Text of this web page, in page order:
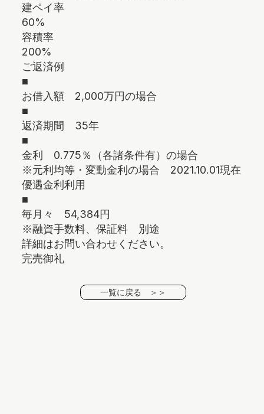
建ペイ率
60%
容積率
200%
ご返済例
■
お借入額 2,000万円の場合
■
返済期間 35年
■
金利 0.775％（各諸条件有）の場合
※元利均等・変動金利の場合 2021.10.01現在
優遇金利利用
■
毎月々 54,384円
※融資手数料、保証料 別途
詳細はお問い合わせください。
完売御礼
一覧に戻る ＞＞